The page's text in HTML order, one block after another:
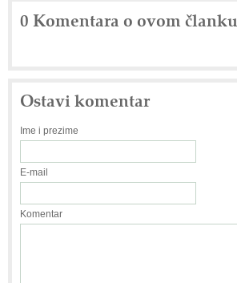
0 Komentara o ovom članku
Ostavi komentar
Ime i prezime
E-mail
Komentar